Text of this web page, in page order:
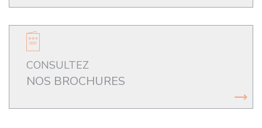
CONSULTEZ
NOS BROCHURES